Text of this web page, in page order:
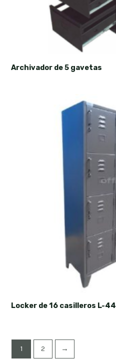
Archivador de 5 gavetas
Locker de 16 casilleros L-44
1 2 →